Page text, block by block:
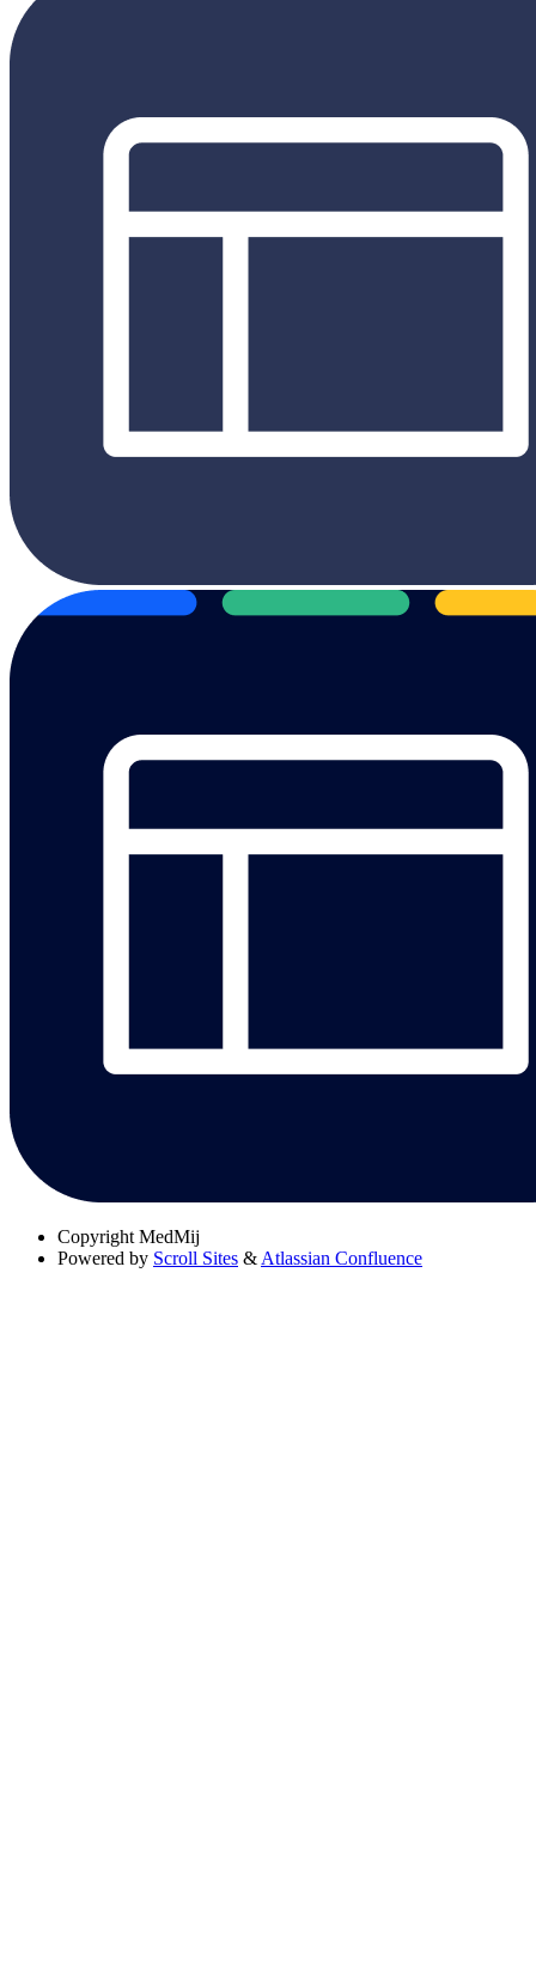
Copyright MedMij
Powered by Scroll Sites & Atlassian Confluence